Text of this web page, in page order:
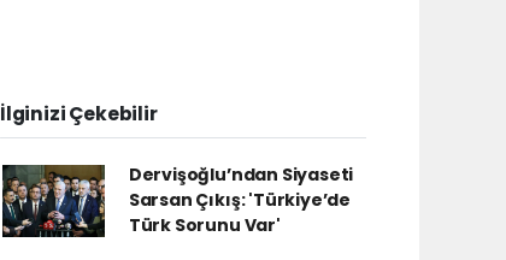
İlginizi Çekebilir
Dervişoğlu’ndan Siyaseti
Sarsan Çıkış: 'Türkiye’de
Türk Sorunu Var'